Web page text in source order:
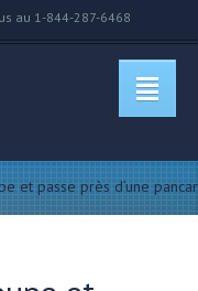
au 1-844-287-6468
et passe près d’une